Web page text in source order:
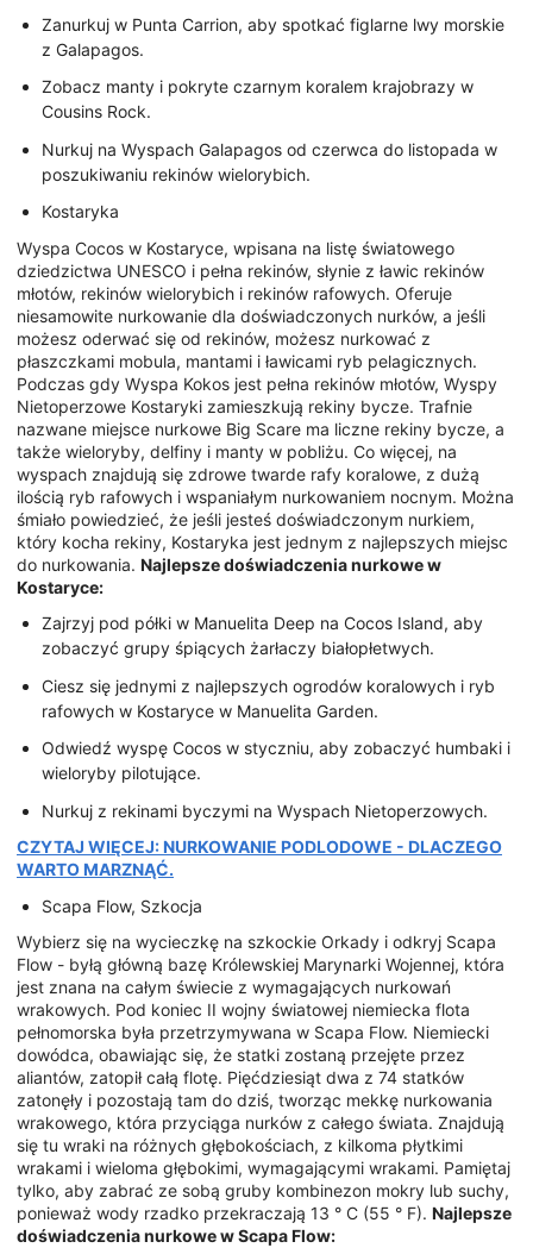
Zanurkuj w Punta Carrion, aby spotkać figlarne lwy morskie
z Galapagos.
Zobacz manty i pokryte czarnym koralem krajobrazy w
Cousins Rock.
Nurkuj na Wyspach Galapagos od czerwca do listopada w
poszukiwaniu rekinów wielorybich.
Kostaryka
Wyspa Cocos w Kostaryce, wpisana na listę światowego
dziedzictwa UNESCO i pełna rekinów, słynie z ławic rekinów
młotów, rekinów wielorybich i rekinów rafowych. Oferuje
niesamowite nurkowanie dla doświadczonych nurków, a jeśli
możesz oderwać się od rekinów, możesz nurkować z
płaszczkami mobula, mantami i ławicami ryb pelagicznych.
Podczas gdy Wyspa Kokos jest pełna rekinów młotów, Wyspy
Nietoperzowe Kostaryki zamieszkują rekiny bycze. Trafnie
nazwane miejsce nurkowe Big Scare ma liczne rekiny bycze, a
także wieloryby, delfiny i manty w pobliżu. Co więcej, na
wyspach znajdują się zdrowe twarde rafy koralowe, z dużą
ilością ryb rafowych i wspaniałym nurkowaniem nocnym. Można
śmiało powiedzieć, że jeśli jesteś doświadczonym nurkiem,
który kocha rekiny, Kostaryka jest jednym z najlepszych miejsc
do nurkowania. Najlepsze doświadczenia nurkowe w
Kostaryce:
Zajrzyj pod półki w Manuelita Deep na Cocos Island, aby
zobaczyć grupy śpiących żarłaczy białopłetwych.
Ciesz się jednymi z najlepszych ogrodów koralowych i ryb
rafowych w Kostaryce w Manuelita Garden.
Odwiedź wyspę Cocos w styczniu, aby zobaczyć humbaki i
wieloryby pilotujące.
Nurkuj z rekinami byczymi na Wyspach Nietoperzowych.
CZYTAJ WIĘCEJ: NURKOWANIE PODLODOWE - DLACZEGO
WARTO MARZNĄĆ.
Scapa Flow, Szkocja
Wybierz się na wycieczkę na szkockie Orkady i odkryj Scapa
Flow - byłą główną bazę Królewskiej Marynarki Wojennej, która
jest znana na całym świecie z wymagających nurkowań
wrakowych. Pod koniec II wojny światowej niemiecka flota
pełnomorska była przetrzymywana w Scapa Flow. Niemiecki
dowódca, obawiając się, że statki zostaną przejęte przez
aliantów, zatopił całą flotę. Pięćdziesiąt dwa z 74 statków
zatonęły i pozostają tam do dziś, tworząc mekkę nurkowania
wrakowego, która przyciąga nurków z całego świata. Znajdują
się tu wraki na różnych głębokościach, z kilkoma płytkimi
wrakami i wieloma głębokimi, wymagającymi wrakami. Pamiętaj
tylko, aby zabrać ze sobą gruby kombinezon mokry lub suchy,
ponieważ wody rzadko przekraczają 13 ° C (55 ° F). Najlepsze
doświadczenia nurkowe w Scapa Flow: